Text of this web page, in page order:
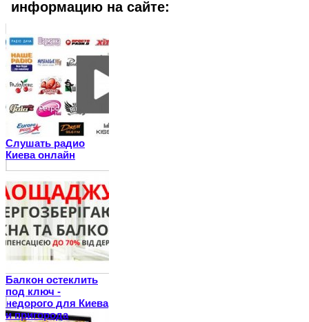
информацию на сайте:
Слушать радио
Киева онлайн
Балкон остеклить
под ключ -
недорого для Киева
и пригорода